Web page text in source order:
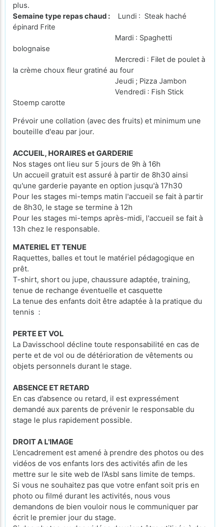
plus.
Semaine type repas chaud : Lundi : Steak haché
épinard Frite
Mardi : Spaghetti
bolognaise
Mercredi : Filet de poulet à
la crème choux fleur gratiné au four
Jeudi ; Pizza Jambon
Vendredi : Fish Stick
Stoemp carotte
Prévoir une collation (avec des fruits) et minimum une
bouteille d'eau par jour.
ACCUEIL, HORAIRES et GARDERIE
Nos stages ont lieu sur 5 jours de 9h à 16h
Un accueil gratuit est assuré à partir de 8h30 ainsi
qu'une garderie payante en option jusqu'à 17h30
Pour les stages mi-temps matin l'accueil se fait à partir
de 8h30, le stage se termine à 12h
Pour les stages mi-temps après-midi, l'accueil se fait à
13h chez le responsable.
MATERIEL ET TENUE
Raquettes, balles et tout le matériel pédagogique en
prêt.
T-shirt, short ou jupe, chaussure adaptée, training,
tenue de rechange éventuelle et casquette
La tenue des enfants doit être adaptée à la pratique du
tennis :
PERTE ET VOL
La Davisschool décline toute responsabilité en cas de
perte et de vol ou de détérioration de vêtements ou
objets personnels durant le stage.
ABSENCE ET RETARD
En cas d’absence ou retard, il est expressément
demandé aux parents de prévenir le responsable du
stage le plus rapidement possible.
DROIT A L'IMAGE
L’encadrement est amené à prendre des photos ou des
vidéos de vos enfants lors des activités afin de les
mettre sur le site web de l’Asbl sans limite de temps.
Si vous ne souhaitez pas que votre enfant soit pris en
photo ou filmé durant les activités, nous vous
demandons de bien vouloir nous le communiquer par
écrit le premier jour du stage.